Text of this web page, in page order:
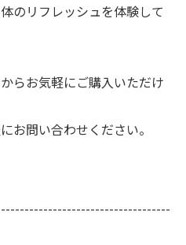
のリフレッシュを体験して
らお気軽にご購入いただけ
お問い合わせください。